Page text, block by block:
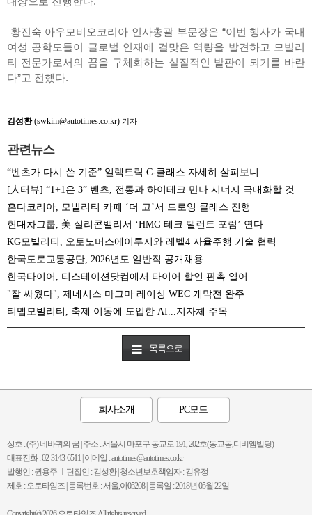
황진숙 아우모비오코리아 인사총괄 부문장은 “이번 행사가 국내
여성 공학도들이 글로벌 인재에 걸맞은 역량을 발견하고 모빌리
티 전문가로서의 꿈을 구체화하는 실질적인 발판이 되기를 바란
다”고 전했다.
김성환(swkim@autotimes.co.kr) 기자
관련뉴스
“벤츠가 다시 쓴 기준” 일렉트릭 C-클래스 자세히 살펴보니
[人터뷰] “1+1은 3” 벤츠, 전통과 하이테크 만나 시너지 극대화할 것
혼다코리아, 모빌리티 카페 ‘더 고’서 드로잉 클래스 진행
현대차그룹, 美 실리콘밸리서 ‘HMG 테크 탤런트 포럼’ 연다
KG모빌리티, 오토노머스에이투지와 레벨4 자율주행 기술 협력
한국도로교통공단, 2026년도 일반직 공개채용
한국타이어, 티스테이션닷컴에서 타이어 할인 판촉 열어
"잘 싸웠다", 제네시스 마그마 레이싱 WEC 개막전 완주
티맵모빌리티, 축제 이동에 도입한 AI...지자체 주목
목록으로
회사소개 PC모드
상호 : (주) 네바퀴의 꿈 | 주소 : 서울시 마포구 동교로 191, 202호(동교동,디비엠빌딩)
대표전화 : 02-3143-6511 | 이메일 : autotimes@autotimes.co.kr
발행인 : 권용주 ㅣ편집인 : 김성환 | 청소년보호책임자 : 김유정
제호 : 오토타임즈 | 등록번호 : 서울,아05208 | 등록일 : 2018년 05월 22일